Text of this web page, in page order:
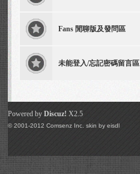
Fans 閒聊版及發問區
未能登入/忘記密碼留言區
Powered byDiscuz! X2.5
© 2001-2012Comsenz Inc. skin byeisdl